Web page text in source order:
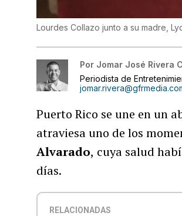
Lourdes Collazo junto a su madre,
Por Jomar José Rivera
Periodista de
Puerto Rico se une en un
atraviesa uno de los
Alvarado, cuya salud
días.
RELACIONADAS